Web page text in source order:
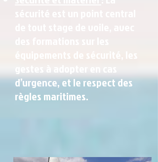
d’urgence, et le respect des
règles maritimes.